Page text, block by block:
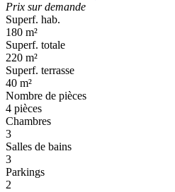
Prix sur demande
Superf. hab.
180 m²
Superf. totale
220 m²
Superf. terrasse
40 m²
Nombre de pièces
4 pièces
Chambres
3
Salles de bains
3
Parkings
2